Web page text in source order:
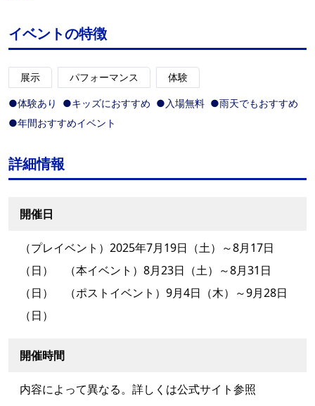
イベントの特徴
展示 パフォーマンス
体験
●体験あり
●キッズにおすすめ ●入場無料 ●雨天でもおすすめ
●年間おすすめイベント
詳細情報
開催日
（プレイベント）2025年7月19日（土）～8月17日
（日） （本イベント）8月23日（土）～8月31日
（日） （ポストイベント）9月4日（木）～9月28日
（日）
開催時間
内容によって異なる。詳しくは公式サイト参照